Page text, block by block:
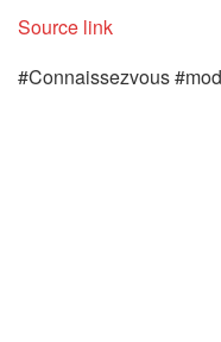
Source link
#Connaissezvous